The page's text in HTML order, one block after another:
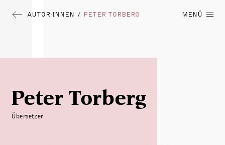
AUTOR∙INNEN / PETER TORBERG MENÜ
Peter Torberg
Übersetzer